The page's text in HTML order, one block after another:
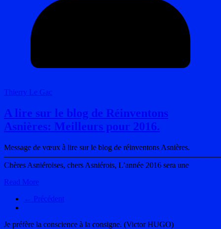
Thierry Le Gac
A lire sur le blog de Réinventons
Asnières: Meilleurs pour 2016.
Message de vœux à lire sur le blog de réinventons Asnières.
Chères Asniéroises, chers Asniérois, L’année 2016 sera une
Read More
← Précédent
Je préfère la conscience à la consigne. (Victor HUGO)